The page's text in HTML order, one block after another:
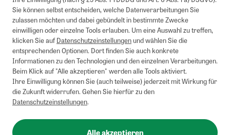
Sie können selbst entscheiden, welche Datenverarbeitungen Sie
zulassen möchten und dabei gebündelt in bestimmte Zwecke
einwilligen oder einzelne Tools erlauben. Um eine Auswahl zu treffen,
klicken Sie aufDatenschutzeinstellungenund wählen Sie die
entsprechenden Optionen. Dort finden Sie auch konkrete
Informationen zu den Technologien und den einzelnen Verarbeitungen.
Beim Klick auf "Alle akzeptieren" werden alle Tools aktiviert.
Ihre Einwilligung können Sie (auch teilweise) jederzeit mit Wirkung für
die Zukunft widerrufen. Gehen Sie hierfür zu den
Datenschutzeinstellungen.
Alle akzeptieren
Briefsendungen sind vom kostenlosen Rückversand ausgeschlossen.
Weitere Informationen zu Rücksendungen finden Sie hier.
Alle Preise inkl. gesetzl. MwSt. zzgl. Versandkosten
AGB
Instagram Pinterest